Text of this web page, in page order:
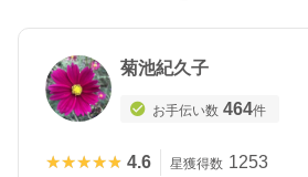
菊池紀久子
お手伝い数 464件
★★★★★
★★★★★ 4.6 星獲得数 1253